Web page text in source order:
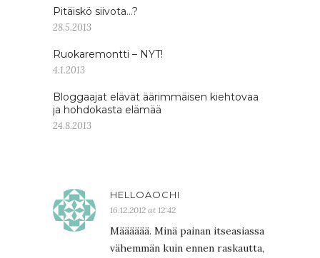
Pitäiskö siivota…?
28.5.2013
Ruokaremontti – NYT!
4.1.2013
Bloggaajat elävät äärimmäisen kiehtovaa
ja hohdokasta elämää
24.8.2013
HELLOAOCHI
16.12.2012 at 12:42
Määääää. Minä painan itseasiassa
vähemmän kuin ennen raskautta,